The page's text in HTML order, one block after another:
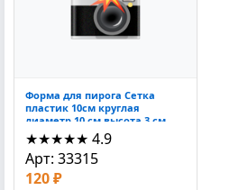
Форма для пирога Сетка
пластик 10см круглая
диаметр 10 см высота 3 см
10x10x3 см
★★★★★ 4.9
Арт: 33315
120 ₽